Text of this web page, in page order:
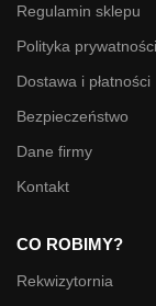
Regulamin sklepu
Polityka prywatności
Dostawa i płatności
Bezpieczeństwo
Dane firmy
Kontakt
CO ROBIMY?
Rekwizytornia